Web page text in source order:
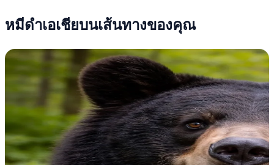
หมีดำเอเชียบนเส้นทางของคุณ